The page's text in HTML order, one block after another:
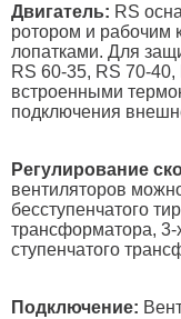
Двигатель: RS
ротором и рабочим
лопатками. Для
RS 60-35, RS 70-
встроенными
подключения
Регулирование
вентиляторов
бесступенчатого
трансформатора,
ступенчатого
Подключение: